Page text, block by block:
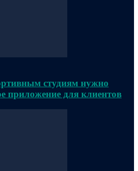
студиям нужно
приложение для клиентов